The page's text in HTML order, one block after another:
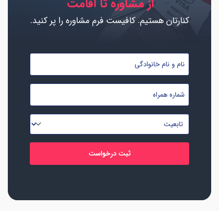
از مشاوره تا اقامت
کنارتان هستیم. کافیست فرم مشاوره را پر کنید.
نام
نام
خانوادگی
*
شماره
موبایل
*
تابعیت
*